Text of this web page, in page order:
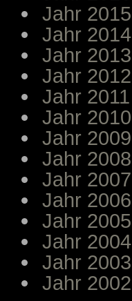
Jahr 2015
Jahr 2014
Jahr 2013
Jahr 2012
Jahr 2011
Jahr 2010
Jahr 2009
Jahr 2008
Jahr 2007
Jahr 2006
Jahr 2005
Jahr 2004
Jahr 2003
Jahr 2002